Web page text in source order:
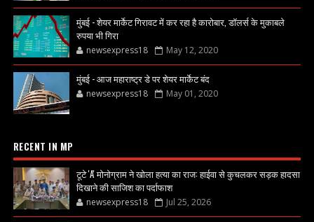
मुंबई - शेयर मार्केट गिरावट में कर रहा है कारोबार, डॉलर्स के मुकाबले
रुपया भी गिरा
newsexpress18 May 12, 2020
मुंबई - आज महाराष्ट्र डे पर शेयर मार्केट बंद
newsexpress18 May 01, 2020
RECENT IN MP
टूटे 'A' मोनोग्राम ने खोला हत्या का राज: हाईवा से कुचलकर सड़क हादसा
दिखाने की साजिश का पर्दाफाश
newsexpress18 Jul 25, 2026